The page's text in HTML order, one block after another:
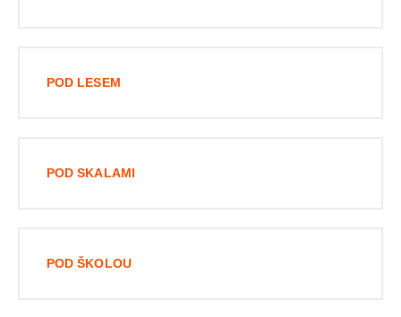
POD LESEM
POD SKALAMI
POD ŠKOLOU